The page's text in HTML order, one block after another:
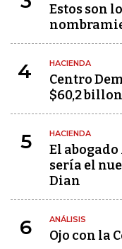
Estos son
4 HACIENDA
Centro
$60,2
5 HACIENDA
El
sería el
Dian
6 ANÁLISIS
Ojo con la